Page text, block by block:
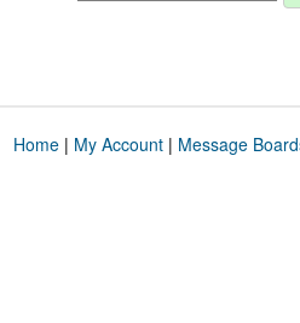
Home| My Account| Message